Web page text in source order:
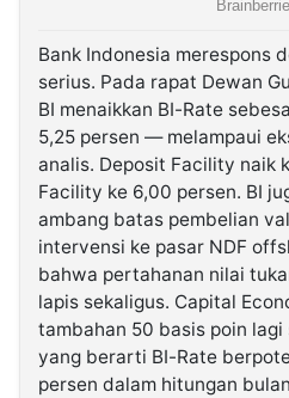
Bank Indonesia merespons
serius. Pada rapat Dewan
BI menaikkan BI-Rate
5,25 persen — melampaui
analis. Deposit Facility naik
Facility ke 6,00 persen. BI
ambang batas pembelian
intervensi ke pasar NDF
bahwa pertahanan nilai
lapis sekaligus. Capital
tambahan 50 basis poin
yang berarti BI-Rate
persen dalam hitungan